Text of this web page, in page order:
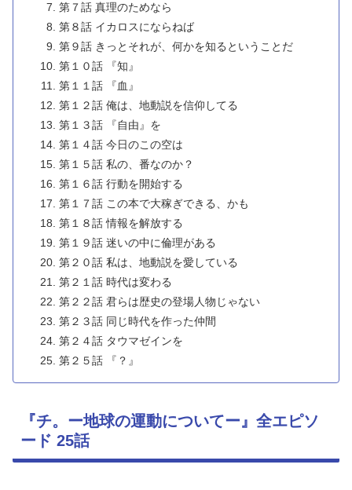
第７話 真理のためなら
第８話 イカロスにならねば
第９話 きっとそれが、何かを知るということだ
第１０話 『知』
第１１話 『血』
第１２話 俺は、地動説を信仰してる
第１３話 『自由』を
第１４話 今日のこの空は
第１５話 私の、番なのか？
第１６話 行動を開始する
第１７話 この本で大稼ぎできる、かも
第１８話 情報を解放する
第１９話 迷いの中に倫理がある
第２０話 私は、地動説を愛している
第２１話 時代は変わる
第２２話 君らは歴史の登場人物じゃない
第２３話 同じ時代を作った仲間
第２４話 タウマゼインを
第２５話 『？』
『チ。ー地球の運動についてー』全エピソ
ード 25話